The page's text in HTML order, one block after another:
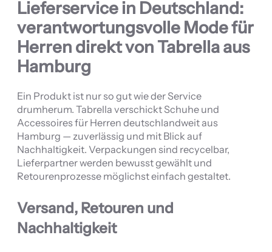
Lieferservice in Deutschland:
verantwortungsvolle Mode für
Herren direkt von Tabrella aus
Hamburg
Ein Produkt ist nur so gut wie der Service
drumherum. Tabrella verschickt Schuhe und
Accessoires für Herren deutschlandweit aus
Hamburg — zuverlässig und mit Blick auf
Nachhaltigkeit. Verpackungen sind recycelbar,
Lieferpartner werden bewusst gewählt und
Retourenprozesse möglichst einfach gestaltet.
Versand, Retouren und
Nachhaltigkeit